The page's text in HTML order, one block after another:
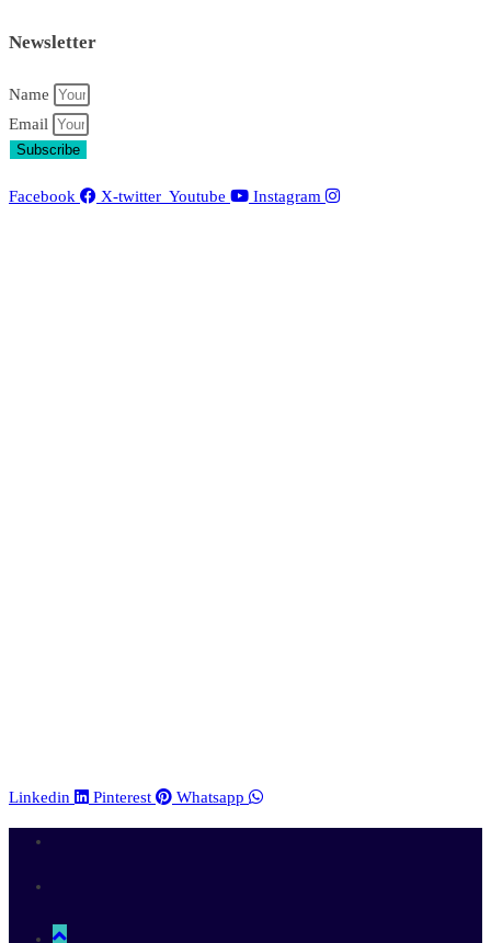
Newsletter
Name
Email
Subscribe
Facebook X-twitter Youtube Instagram
Linkedin Pinterest Whatsapp